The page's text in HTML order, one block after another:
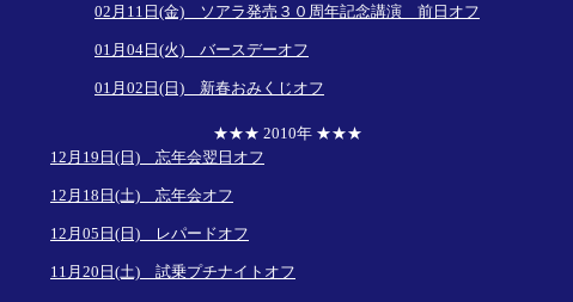
02月11日(金) ソアラ発売３０周年記念講演 前日オフ
01月04日(火) バースデーオフ
01月02日(日) 新春おみくじオフ
★★★ 2010年 ★★★
12月19日(日) 忘年会翌日オフ
12月18日(土) 忘年会オフ
12月05日(日) レパードオフ
11月20日(土) 試乗プチナイトオフ